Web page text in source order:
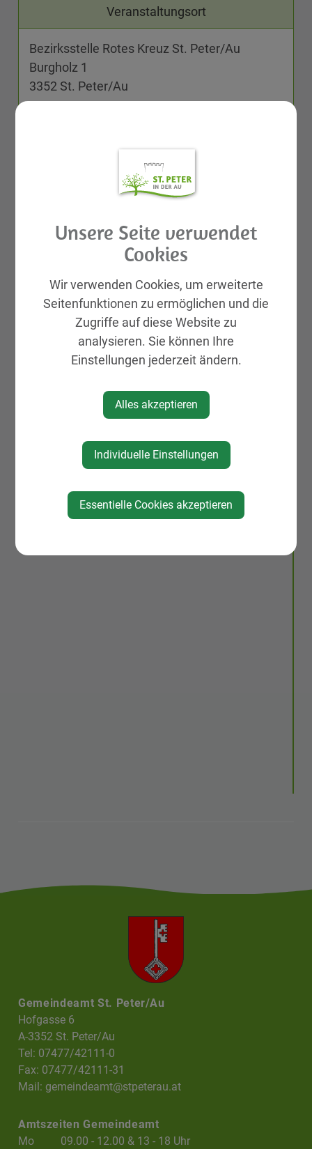
Veranstaltungsort
Bezirksstelle Rotes Kreuz St. Peter/Au
Burgholz 1
3352 St. Peter/Au
Dokumente
TÖT Werbung NEU_zusammengefügt
Veranstalter
Rotes Kreuz St. Peter/Au
zur Website
Gemeindeamt St. Peter/Au
Hofgasse 6
A-3352 St. Peter/Au
Tel: 07477/42111-0
Fax: 07477/42111-31
Mail:gemeindeamt@stpeterau.at
Amtszeiten Gemeindeamt
Mo
09.00 - 12.00 & 13 - 18 Uhr
Unsere Seite verwendet
Cookies
Wir verwenden Cookies, um erweiterte
Seitenfunktionen zu ermöglichen und die
Zugriffe auf diese Website zu
analysieren. Sie können Ihre
Einstellungen jederzeit ändern.
Alles akzeptieren
Individuelle Einstellungen
Essentielle Cookies akzeptieren